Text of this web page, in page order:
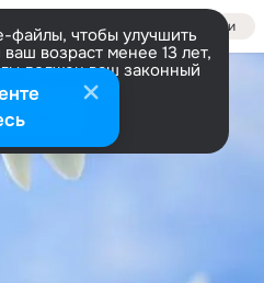
Войти
файлы, чтобы улучшить
возраст менее 13 лет,
должен ваш законный
информации